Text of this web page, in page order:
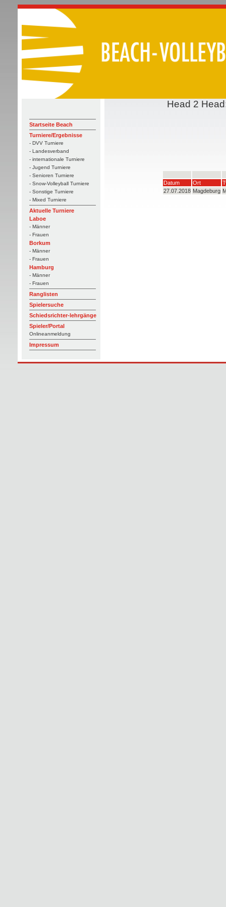
Startseite Beach
Turniere/Ergebnisse
- DVV Turniere
- Landesverband
- internationale Turniere
- Jugend Turniere
- Senioren Turniere
- Snow-Volleyball Turniere
- Sonstige Turniere
- Mixed Turniere
Aktuelle Turniere
Laboe
- Männer
- Frauen
Borkum
- Männer
- Frauen
Hamburg
- Männer
- Frauen
Ranglisten
Spielersuche
Schiedsrichter-lehrgänge
Spieler/Portal
Onlineanmeldung
Impressum
Head 2
Datum Ort
27.07.2018 Magdeburg